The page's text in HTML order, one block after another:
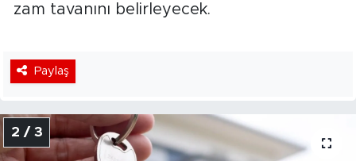
zam tavanını belirleyecek.
Paylaş
2 / 3